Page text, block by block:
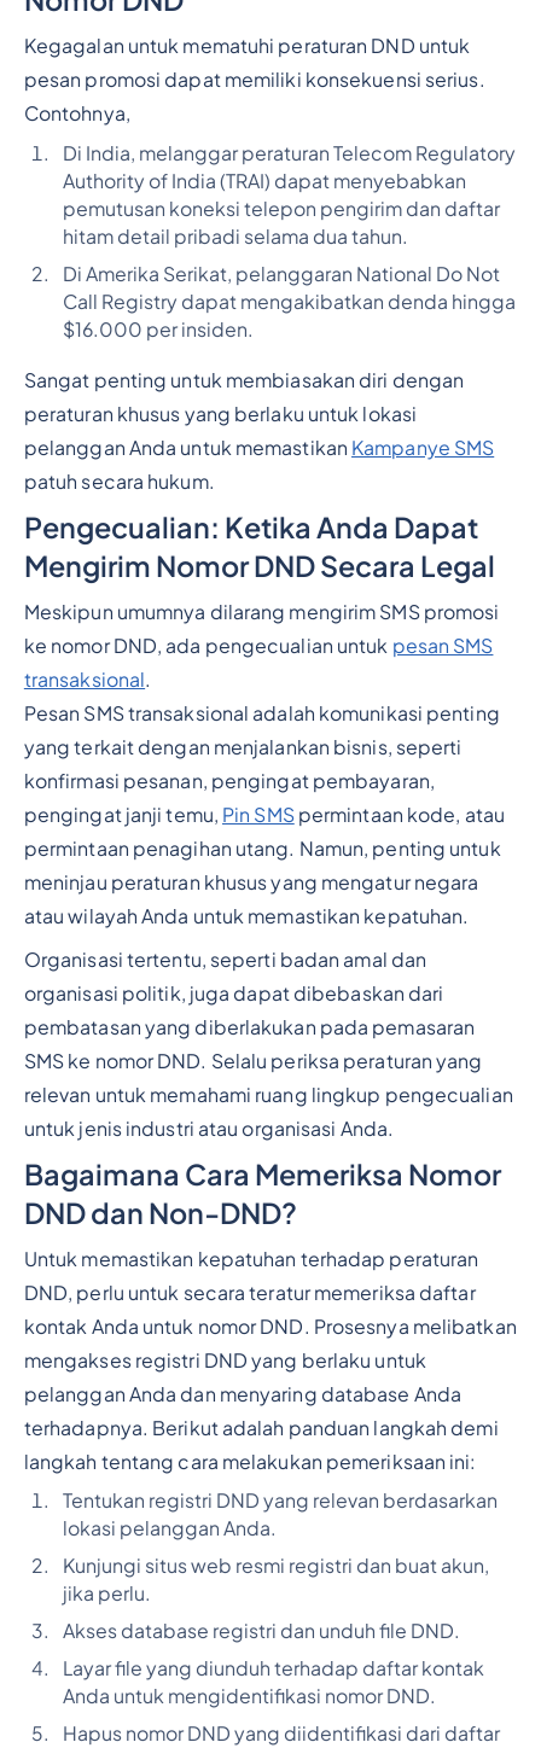
Kegagalan untuk mematuhi peraturan DND untuk
pesan promosi dapat memiliki konsekuensi serius.
Contohnya,
Di India, melanggar peraturan Telecom Regulatory
Authority of India (TRAI) dapat menyebabkan
pemutusan koneksi telepon pengirim dan daftar
hitam detail pribadi selama dua tahun.
Di Amerika Serikat, pelanggaran National Do Not
Call Registry dapat mengakibatkan denda hingga
$16.000 per insiden.
Sangat penting untuk membiasakan diri dengan
peraturan khusus yang berlaku untuk lokasi
pelanggan Anda untuk memastikan Kampanye SMS
patuh secara hukum.
Pengecualian: Ketika Anda Dapat
Mengirim Nomor DND Secara Legal
Meskipun umumnya dilarang mengirim SMS promosi
ke nomor DND, ada pengecualian untuk pesan SMS
transaksional.
Pesan SMS transaksional adalah komunikasi penting
yang terkait dengan menjalankan bisnis, seperti
konfirmasi pesanan, pengingat pembayaran,
pengingat janji temu, Pin SMSpermintaan kode, atau
permintaan penagihan utang. Namun, penting untuk
meninjau peraturan khusus yang mengatur negara
atau wilayah Anda untuk memastikan kepatuhan.
Organisasi tertentu, seperti badan amal dan
organisasi politik, juga dapat dibebaskan dari
pembatasan yang diberlakukan pada pemasaran
SMS ke nomor DND. Selalu periksa peraturan yang
relevan untuk memahami ruang lingkup pengecualian
untuk jenis industri atau organisasi Anda.
Bagaimana Cara Memeriksa Nomor
DND dan Non-DND?
Untuk memastikan kepatuhan terhadap peraturan
DND, perlu untuk secara teratur memeriksa daftar
kontak Anda untuk nomor DND. Prosesnya melibatkan
mengakses registri DND yang berlaku untuk
pelanggan Anda dan menyaring database Anda
terhadapnya. Berikut adalah panduan langkah demi
langkah tentang cara melakukan pemeriksaan ini:
Tentukan registri DND yang relevan berdasarkan
lokasi pelanggan Anda.
Kunjungi situs web resmi registri dan buat akun,
jika perlu.
Akses database registri dan unduh file DND.
Layar file yang diunduh terhadap daftar kontak
Anda untuk mengidentifikasi nomor DND.
Hapus nomor DND yang diidentifikasi dari daftar